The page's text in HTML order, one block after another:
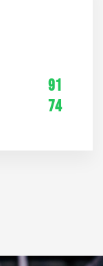
91
74